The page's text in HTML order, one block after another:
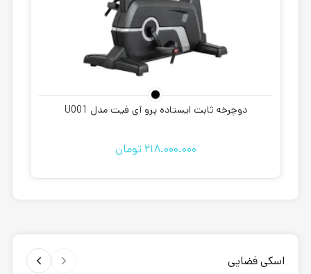
دوچرخه ثابت ایستاده پرو آی فیت مدل U001
218.000.000 تومان
اسکی فضایی